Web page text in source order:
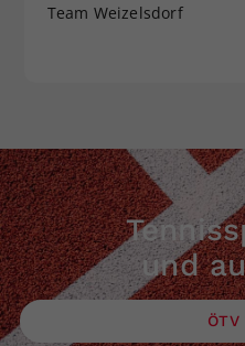
Team Weizelsdorf
und
ÖTV